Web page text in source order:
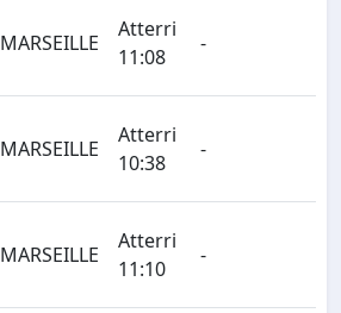
MARSEILLE
Atterri
11:08
-
MARSEILLE
Atterri
10:38
-
MARSEILLE
Atterri
11:10
-